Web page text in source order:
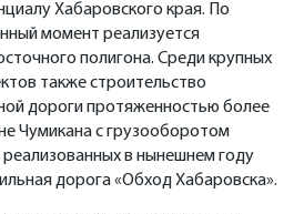
Хабаровского края. По
момент реализуется
полигона. Среди крупных
также строительство
дороги протяженностью более
Чумикана с грузооборотом
в нынешнем году
дорога «Обход Хабаровска».